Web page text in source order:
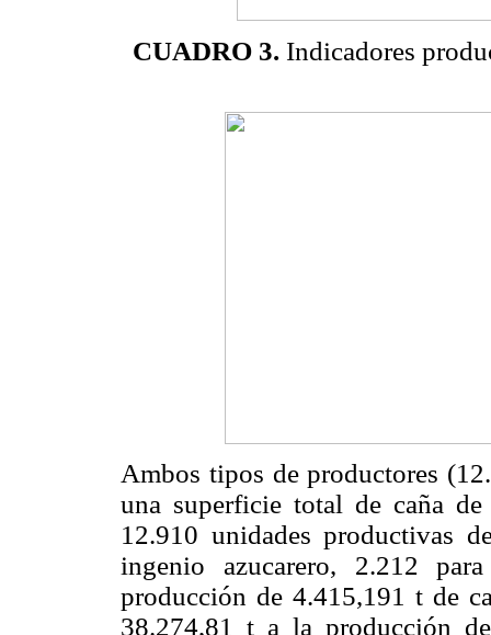
CUADRO 3. Indicadores
Ambos tipos de productores
una superficie total de caña
12.910 unidades productivas
ingenio azucarero, 2.212
producción de 4.415,191 t de
38.274,81 t a la producción